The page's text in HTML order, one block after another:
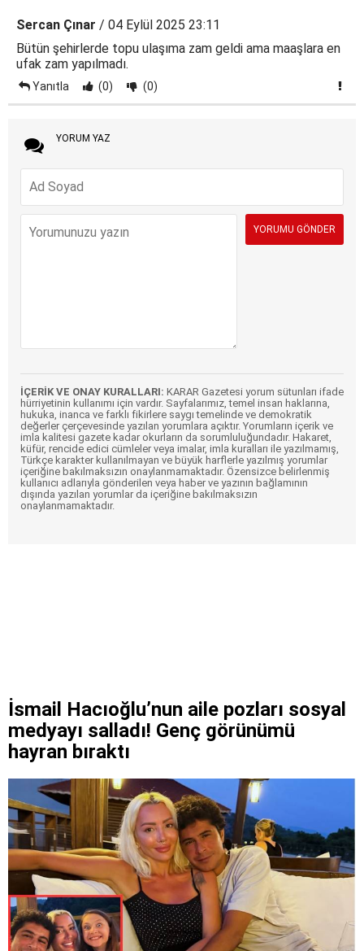
Sercan Çınar / 04 Eylül 2025 23:11
Bütün şehirlerde topu ulaşıma zam geldi ama maaşlara en
ufak zam yapılmadı.
Yanıtla (0) (0)
YORUM YAZ
İÇERİK VE ONAY KURALLARI: KARAR Gazetesi yorum sütunları ifade
hürriyetinin kullanımı için vardır. Sayfalarımız, temel insan haklarına,
hukuka, inanca ve farklı fikirlere saygı temelinde ve demokratik
değerler çerçevesinde yazılan yorumlara açıktır. Yorumların içerik ve
imla kalitesi gazete kadar okurların da sorumluluğundadır. Hakaret,
küfür, rencide edici cümleler veya imalar, imla kuralları ile yazılmamış,
Türkçe karakter kullanılmayan ve büyük harflerle yazılmış yorumlar
içeriğine bakılmaksızın onaylanmamaktadır. Özensizce belirlenmiş
kullanıcı adlarıyla gönderilen veya haber ve yazının bağlamının
dışında yazılan yorumlar da içeriğine bakılmaksızın
onaylanmamaktadır.
İsmail Hacıoğlu’nun aile pozları sosyal
medyayı salladı! Genç görünümü
hayran bıraktı